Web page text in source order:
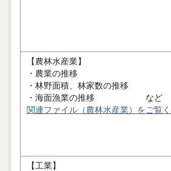
【農林水産業】
・農業の推移
・林野面積、林家数の推移
・海面漁業の推移 など
関連ファイル（農林水産業）をご覧
【工業】